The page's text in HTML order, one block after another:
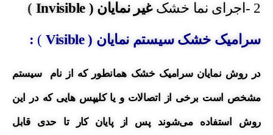
2 -اجرای نما خشک غیر نمایان (Invisible
)
سرامیک خشک سیستم نمایان (Visible
)
:
در روش نمایان سرامیک خشک همانطور که از نام سیستم
مشخص است برخی از اتصالات و یا کلیپس هایی که در این
روش استفاده می‌شوند پس از پایان کار تا حدی قابل